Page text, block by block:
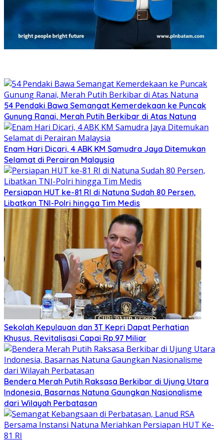
54 Pendaki Bawa Semangat Kemerdekaan ke Puncak
Gunung Ranai, Merah Putih Berkibar di Atas Natuna
Enam Hari Dicari, 4 ABK KM Samudra Jaya Ditemukan
Selamat di Perairan Malaysia
Persiapan HUT ke-81 RI di Natuna Sudah 80 Persen,
Libatkan TNI-Polri hingga Tim Medis
Sekolah Kepulauan dan 3T Kepri Dapat Perhatian
Khusus, Revitalisasi Capai Rp.97 Miliar
Bendera Merah Putih Raksasa Berkibar di Ujung Utara
Indonesia, Basarnas Natuna Gaungkan Nasionalisme
dari Wilayah Perbatasan